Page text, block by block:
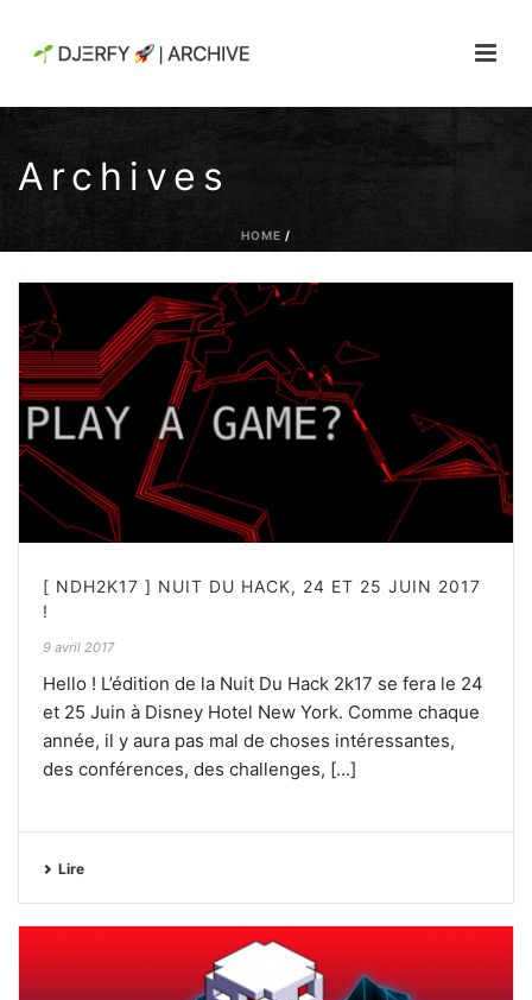
Archives
HOME /
[ NDH2K17 ] NUIT DU HACK, 24 ET 25 JUIN 2017
!
9 avril 2017
Hello ! L’édition de la Nuit Du Hack 2k17 se fera le 24
et 25 Juin à Disney Hotel New York. Comme chaque
année, il y aura pas mal de choses intéressantes,
des conférences, des challenges, [...]
Lire